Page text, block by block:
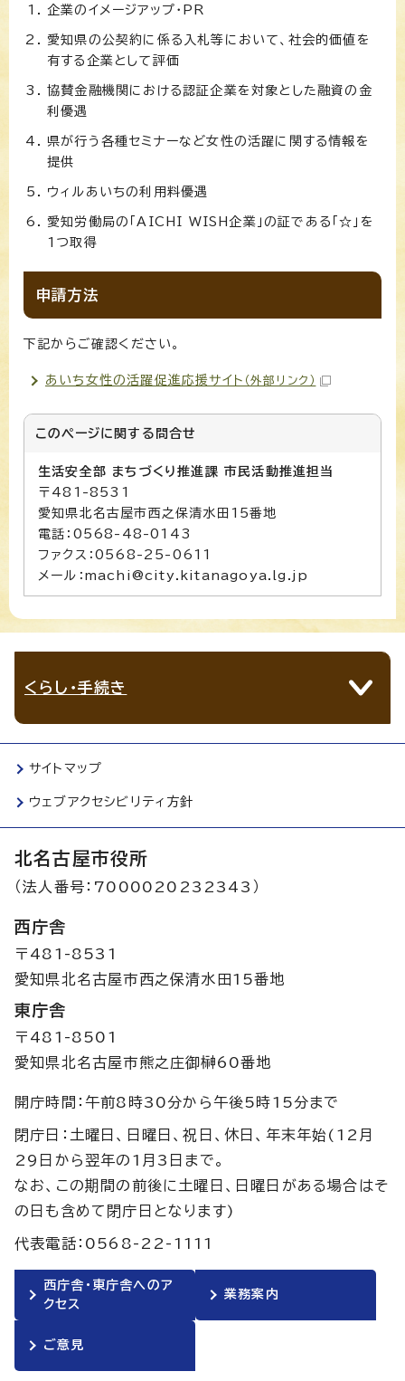
企業のイメージアップ・PR
愛知県の公契約に係る入札等において、社会的価値を
有する企業として評価
協賛金融機関における認証企業を対象とした融資の金
利優遇
県が行う各種セミナーなど女性の活躍に関する情報を
提供
ウィルあいちの利用料優遇
愛知労働局の「AICHI WISH企業」の証である「☆」を
1つ取得
申請方法
下記からご確認ください。
あいち女性の活躍促進応援サイト （外部リンク）
このページに関する 問合せ
生活安全部 まちづくり推進課 市民活動推進担当
〒481-8531
愛知県北名古屋市西之保清水田15番地
電話：0568-48-0143
ファクス：0568-25-0611
メール：machi@city.kitanagoya.lg.jp
くらし・手続き
サイトマップ
ウェブアクセシビリティ方針
北名古屋市役所
（法人番号：7000020232343）
西庁舎
〒481-8531
愛知県北名古屋市西之保清水田15番地
東庁舎
〒481-8501
愛知県北名古屋市熊之庄御榊60番地
開庁時間：午前8時30分から午後5時15分まで
閉庁日：土曜日、日曜日、祝日、休日、年末年始(12月
29日から翌年の1月3日まで。
なお、この期間の前後に土曜日、日曜日がある場合はそ
の日も含めて閉庁日となります)
代表電話：0568-22-1111
西庁舎・東庁舎へのア
クセス
業務案内
ご意見